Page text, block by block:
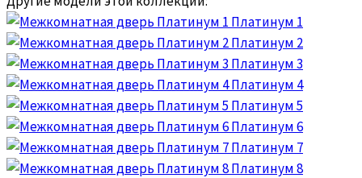
Платинум 1
Платинум 2
Платинум 3
Платинум 4
Платинум 5
Платинум 6
Платинум 7
Платинум 8